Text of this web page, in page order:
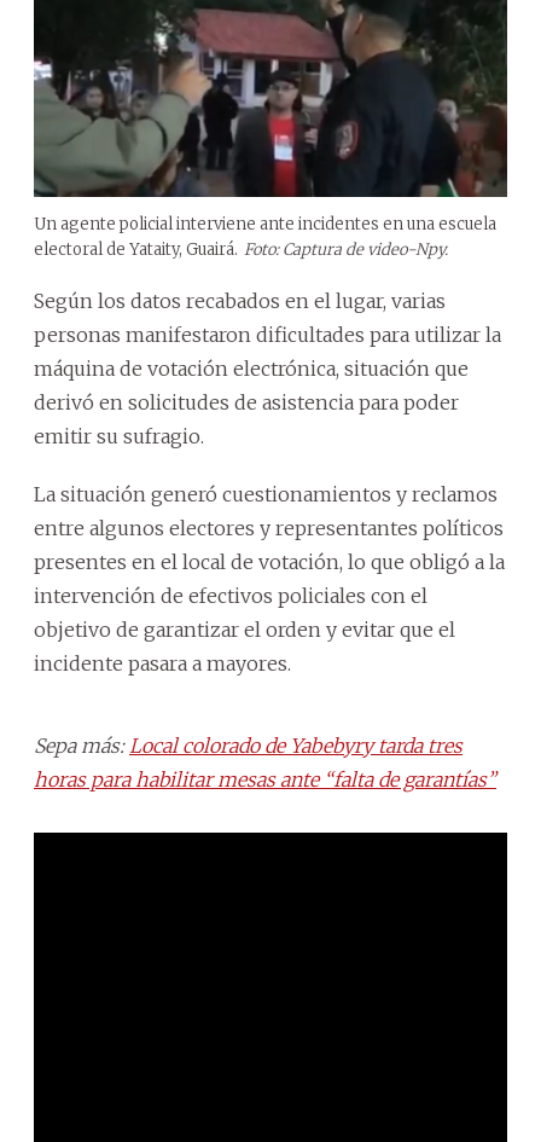
Un agente policial interviene ante incidentes en una escuela
electoral de Yataity, Guairá. Foto: Captura de video-Npy.
Según los datos recabados en el lugar, varias
personas manifestaron dificultades para utilizar la
máquina de votación electrónica, situación que
derivó en solicitudes de asistencia para poder
emitir su sufragio.
La situación generó cuestionamientos y reclamos
entre algunos electores y representantes políticos
presentes en el local de votación, lo que obligó a la
intervención de efectivos policiales con el
objetivo de garantizar el orden y evitar que el
incidente pasara a mayores.
Sepa más: Local colorado de Yabebyry tarda tres
horas para habilitar mesas ante “falta de garantías”